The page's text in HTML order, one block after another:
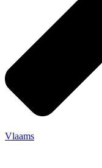
Vlaams